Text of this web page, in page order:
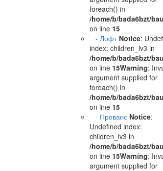
foreach() in
/home/b/bada6bzt/
on line 15
- Лофт Notice:
index: children_lv3 in
/home/b/bada6bzt/
on line 15Warning:
argument supplied for
foreach() in
/home/b/bada6bzt/
on line 15
- Прованс Notice:
Undefined index:
children_lv3 in
/home/b/bada6bzt/
on line 15Warning:
argument supplied for